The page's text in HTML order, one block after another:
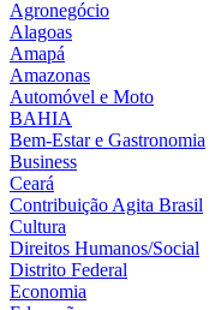
Agronegócio
Alagoas
Amapá
Amazonas
Automóvel e Moto
BAHIA
Bem-Estar e Gastronomia
Business
Ceará
Contribuição Agita Brasil
Cultura
Direitos Humanos/Social
Distrito Federal
Economia